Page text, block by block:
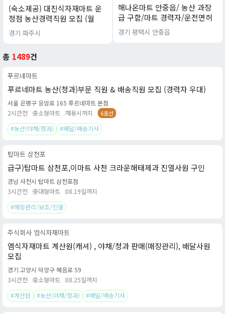
(숙소제공) 대진식자재마트 운
정점 농산경력직원 모집 (월
350이상 월 7회 휴무)
경기 파주시
해나온마트 안중읍/ 농산 과장
급 구함/마트 경력자/운전면허
소지자
경기 평택시 안중읍
총 1489건
푸르네마트
푸르네마트 농산(청과)부문 직원 & 배송직원 모집 (경력자 우대)
서울 은평구 응암로 165 푸르네마트 본점
2시간전
중소형마트 채용시까지 6호선
#농산(야채/청과) #배달/배송기사
탑마트 삼천포
급구)탑마트 삼천포,이마트 사천 크라운해태제과 진열사원 구인
경남 사천시 탑마트 삼천포점
3시간전
중대형마트
08.19일까지
#매장관리/보조/진열
주식회사 엠식자재마트
엠식자재마트 계산원(캐셔) , 야채/청과 판매(매장관리), 배달사원
모집
경기 고양시 덕양구 혜음로 59
3시간전
중소형마트
08.25일까지
#계산원
#농산(야채/청과) #배달/배송기사